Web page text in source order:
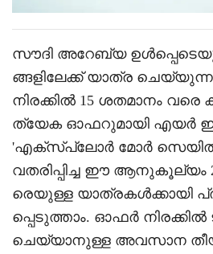
സൗദി അറേബ്യ
ങ്ങളിലേക്ക് യാത്ര
നിരക്കിൽ 15 ശതമാനം
ത്യേക ഓഫറുമായി എയർ
'എക്സ്പ്ലോർ മോർ
വതരിപ്പിച്ച ഈ ആനുകൂല്യം
രെയുള്ള യാത്രകൾക്കായി
പ്പെടുത്താം. ഓഫർ നിരക്കിൽ
ചെയ്യാനുള്ള അവസാന